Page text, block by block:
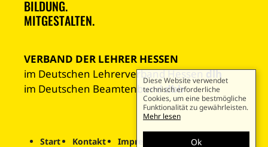
BILDUNG.
MITGESTALTEN.
VERBAND DER LEHRER HESSEN
im Deutschen Lehrerverband Hessendlh
im Deutschen Beamtenbunddbb
Start Kontakt Impressum Datenschutz
Diese Website verwendet
technisch erforderliche
Cookies, um eine bestmögliche
Funktionalität zu gewährleisten.
Mehr lesen
Ok